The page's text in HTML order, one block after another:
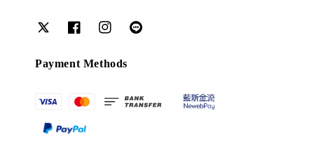
Payment Methods